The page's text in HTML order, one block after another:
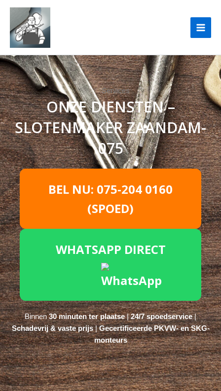
inhoud
Services
ONZE DIENSTEN –
SLOTENMAKER ZAANDAM-
075
BEL NU: 075-204 0160
(SPOED)
WHATSAPP DIRECT
Binnen30 minuten ter plaatse|24/7 spoedservice|
Schadevrij & vaste prijs|Gecertificeerde PKVW- en SKG-
monteurs